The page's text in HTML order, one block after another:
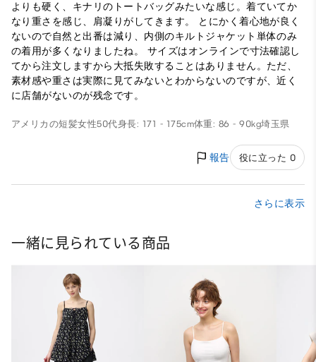
よりも硬く、キナリのトートバッグみたいな感じ。着ていてか
なり重さを感じ、肩凝りがしてきます。 とにかく着心地が良く
ないので自然と出番は減り、内側のキルトジャケット単体のみ
の着用が多くなりましたね。 サイズはオンラインで寸法確認し
てから注文しますから大抵失敗することはありません。ただ、
素材感や重さは実際に見てみないとわからないのですが、近く
に店舗がないのが残念です。
アメリカの短髪女性50代身長: 171 - 175cm体重: 86 - 90kg埼玉県
報告 役に立った 0
さらに表示
一緒に見られている商品